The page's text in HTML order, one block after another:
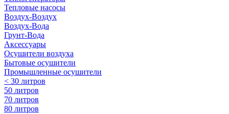
Тепловые насосы
Воздух-Воздух
Воздух-Вода
Грунт-Вода
Аксессуары
Осушители воздуха
Бытовые осушители
Промышленные осушители
< 30 литров
50 литров
70 литров
80 литров